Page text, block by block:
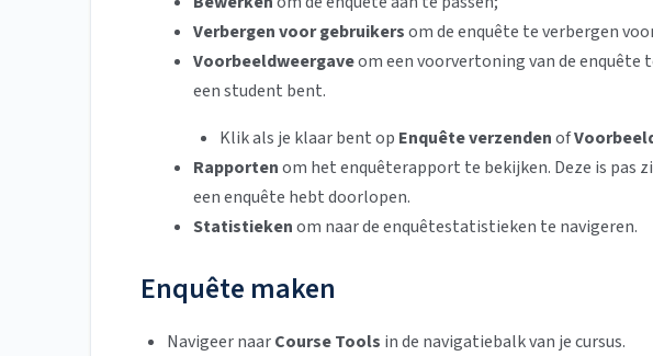
Verbergen voor gebruikersom de enquête te verbergen
Voorbeeldweergaveom een voorvertoning van de enquête
een student bent.
Klik als je klaar bent op Enquête verzendenof
Rapportenom het enquêterapport te bekijken. Deze is pas
een enquête hebt doorlopen.
Statistiekenom naar de enquêtestatistieken te navigeren.
Enquête maken
Navigeer naarCourse Tools in de navigatiebalk van je cursus.